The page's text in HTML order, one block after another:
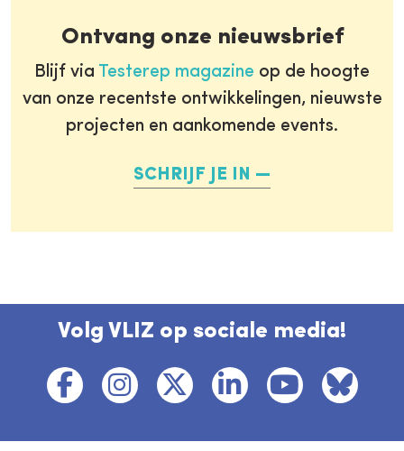
Ontvang onze nieuwsbrief
Blijf via Testerep magazine op de hoogte
van onze recentste ontwikkelingen, nieuwste
projecten en aankomende events.
SCHRIJF JE IN
Volg VLIZ op sociale media!